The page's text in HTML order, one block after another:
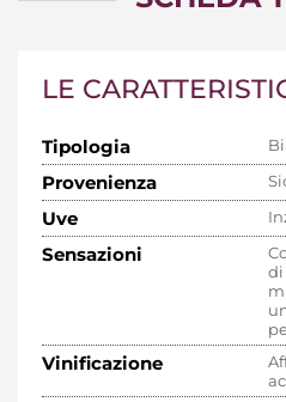
LE
Tipologia
Provenienza
Uve
Sensazioni
di
Vinificazione